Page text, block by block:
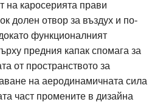
на каросерията прави
долен отвор за въздух и по-
функционалният
предния капак спомага за
от пространството за
на аеродинамичната сила
част промените в дизайна